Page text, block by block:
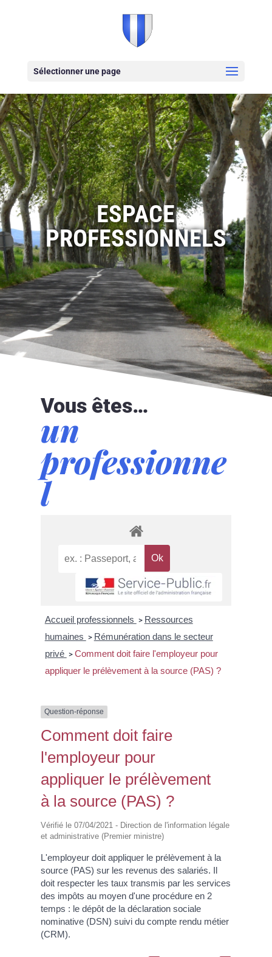
Sélectionner une page
ESPACE
PROFESSIONNELS
Vous êtes…
un
professionne
l
Accueil professionnels > Ressources
humaines > Rémunération dans le secteur
privé > Comment doit faire l'employeur pour
appliquer le prélèvement à la source (PAS) ?
Question-réponse
Comment doit faire
l'employeur pour
appliquer le prélèvement
à la source (PAS) ?
Vérifié le 07/04/2021 - Direction de l'information légale
et administrative (Premier ministre)
L'employeur doit appliquer le prélèvement à la
source (PAS) sur les revenus des salariés. Il
doit respecter les taux transmis par les services
des impôts au moyen d'une procédure en 2
temps : le dépôt de la déclaration sociale
nominative (DSN) suivi du compte rendu métier
(CRM).